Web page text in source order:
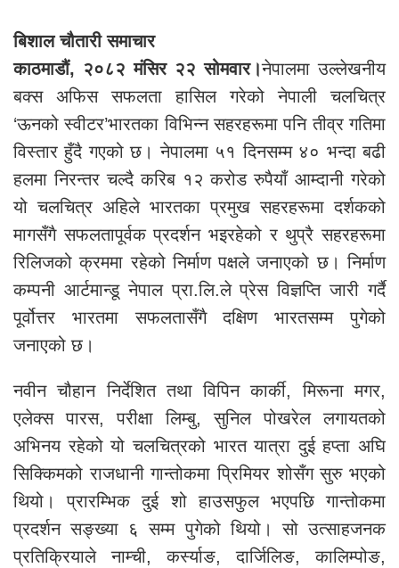
बिशाल चौतारी समाचार
काठमाडौं, २०८२ मंसिर २२ सोमवार।नेपालमा उल्लेखनीय
बक्स अफिस सफलता हासिल गरेको नेपाली चलचित्र
‘ऊनको स्वीटर’भारतका विभिन्न सहरहरूमा पनि तीव्र गतिमा
विस्तार हुँदै गएको छ। नेपालमा ५१ दिनसम्म ४० भन्दा बढी
हलमा निरन्तर चल्दै करिब १२ करोड रुपैयाँ आम्दानी गरेको
यो चलचित्र अहिले भारतका प्रमुख सहरहरूमा दर्शकको
मागसँगै सफलतापूर्वक प्रदर्शन भइरहेको र थुप्रै सहरहरूमा
रिलिजको क्रममा रहेको निर्माण पक्षले जनाएको छ। निर्माण
कम्पनी आर्टमान्डू नेपाल प्रा.लि.ले प्रेस विज्ञप्ति जारी गर्दै
पूर्वोत्तर भारतमा सफलतासँगै दक्षिण भारतसम्म पुगेको
जनाएको छ।
नवीन चौहान निर्देशित तथा विपिन कार्की, मिरूना मगर,
एलेक्स पारस, परीक्षा लिम्बु, सुनिल पोखरेल लगायतको
अभिनय रहेको यो चलचित्रको भारत यात्रा दुई हप्ता अघि
सिक्किमको राजधानी गान्तोकमा प्रिमियर शोसँग सुरु भएको
थियो। प्रारम्भिक दुई शो हाउसफुल भएपछि गान्तोकमा
प्रदर्शन सङ्ख्या ६ सम्म पुगेको थियो। सो उत्साहजनक
प्रतिक्रियाले नाम्ची, कर्स्याङ, दार्जिलिङ, कालिम्पोङ,